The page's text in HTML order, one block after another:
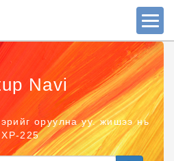
Navi
оруулна уу. жишээ нь
XP-225